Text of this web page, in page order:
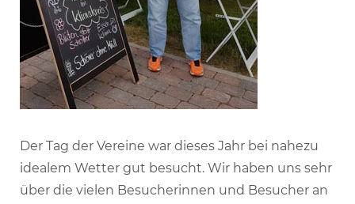
Der Tag der Vereine war dieses Jahr bei nahezu
idealem Wetter gut besucht. Wir haben uns sehr
über die vielen Besucherinnen und Besucher an